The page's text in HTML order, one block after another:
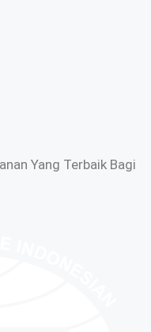
Yang Terbaik Bagi